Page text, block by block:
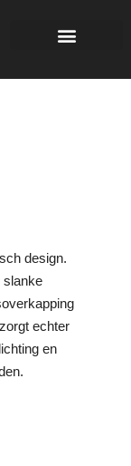
design.
slanke
echter
en